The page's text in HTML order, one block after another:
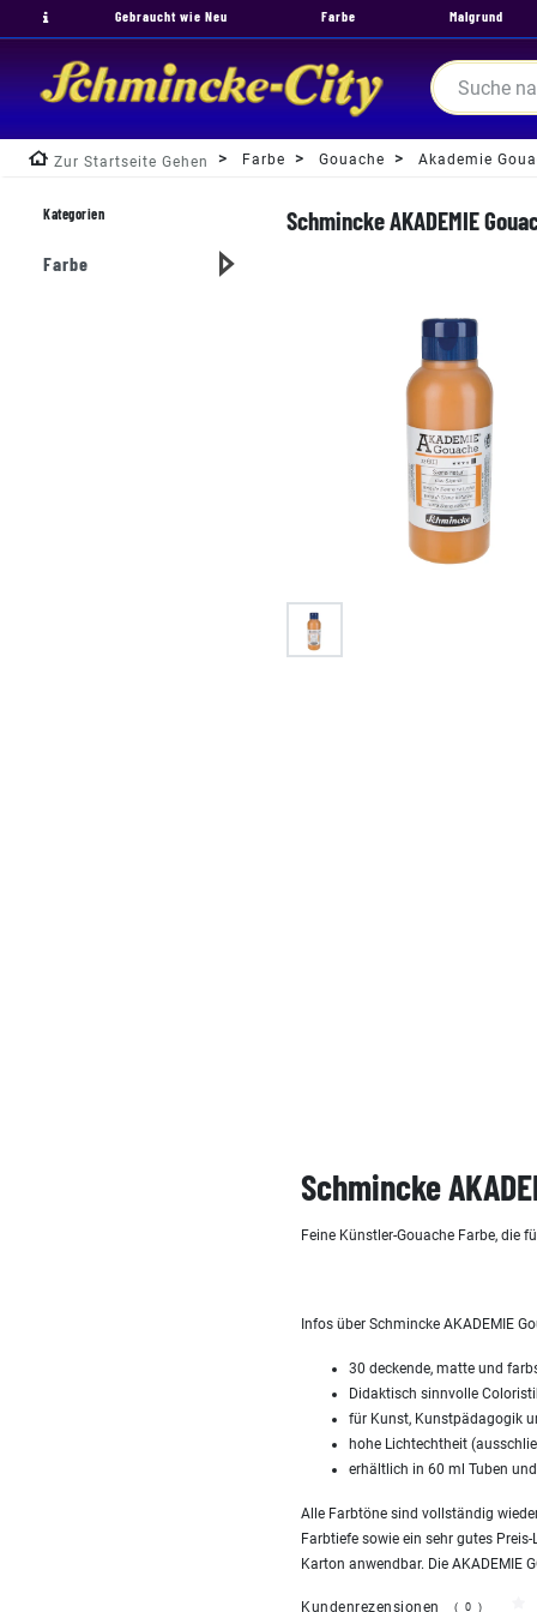
Gebraucht wie Neu Farbe Malgrund
Zur Startseite Gehen Farbe Gouache Akademie
Schmincke AKADEMIE
Schmincke
Feine Künstler-Gouache Farbe, die
Infos über Schmincke AKADEMIE
30 deckende, matte und
Didaktisch sinnvolle
für Kunst, Kunstpädagogik
hohe Lichtechtheit
erhältlich in 60 ml Tuben
Alle Farbtöne sind vollständig
Farbtiefe sowie ein sehr gutes
Karton anwendbar. Die AKADEMIE
Kundenrezensionen (0)
Kategorien
Farbe